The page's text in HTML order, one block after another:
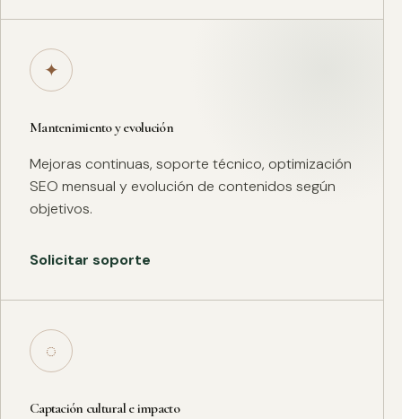
✦
Mantenimiento y evolución
Mejoras continuas, soporte técnico, optimización
SEO mensual y evolución de contenidos según
objetivos.
Solicitar soporte
◌
Captación cultural e impacto